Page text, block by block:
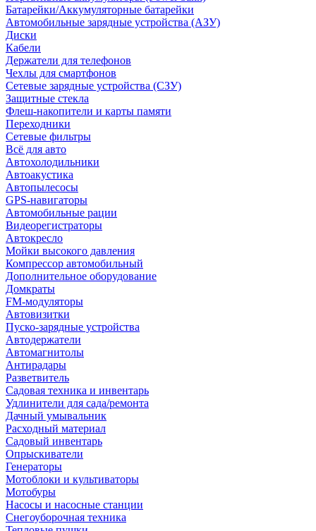
Батарейки/Аккумуляторные батарейки
Автомобильные зарядные устройства (АЗУ)
Диски
Кабели
Держатели для телефонов
Чехлы для смартфонов
Сетевые зарядные устройства (СЗУ)
Защитные стекла
Флеш-накопители и карты памяти
Переходники
Сетевые фильтры
Всё для авто
Автохолодильники
Автоакустика
Автопылесосы
GPS-навигаторы
Автомобильные рации
Видеорегистраторы
Автокресло
Мойки высокого давления
Компрессор автомобильный
Дополнительное оборудование
Домкраты
FM-модуляторы
Автовизитки
Пуско-зарядные устройства
Автодержатели
Автомагнитолы
Антирадары
Разветвитель
Садовая техника и инвентарь
Удлинители для сада/ремонта
Дачный умывальник
Расходный материал
Садовый инвентарь
Опрыскиватели
Генераторы
Мотоблоки и культиваторы
Мотобуры
Насосы и насосные станции
Снегоуборочная техника